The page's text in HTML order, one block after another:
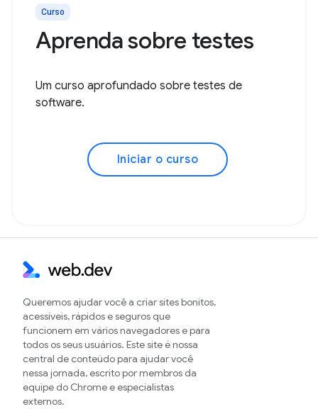
Curso
Aprenda sobre testes
Um curso aprofundado sobre testes de
software.
Iniciar o curso
Queremos ajudar você a criar sites bonitos,
acessíveis, rápidos e seguros que
funcionem em vários navegadores e para
todos os seus usuários. Este site é nossa
central de conteúdo para ajudar você
nessa jornada, escrito por membros da
equipe do Chrome e especialistas
externos.